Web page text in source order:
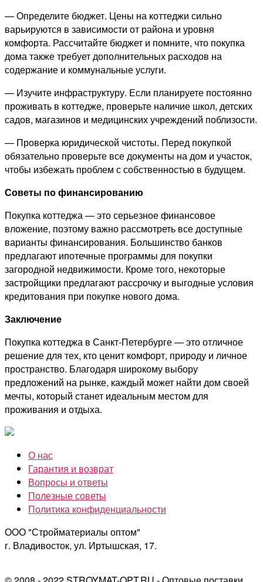
— Определите бюджет. Цены на коттеджи сильно
варьируются в зависимости от района и уровня
комфорта. Рассчитайте бюджет и помните, что покупка
дома также требует дополнительных расходов на
содержание и коммунальные услуги.
— Изучите инфраструктуру. Если планируете постоянно
проживать в коттедже, проверьте наличие школ, детских
садов, магазинов и медицинских учреждений поблизости.
— Проверка юридической чистоты. Перед покупкой
обязательно проверьте все документы на дом и участок,
чтобы избежать проблем с собственностью в будущем.
Советы по финансированию
Покупка коттеджа — это серьезное финансовое
вложение, поэтому важно рассмотреть все доступные
варианты финансирования. Большинство банков
предлагают ипотечные программы для покупки
загородной недвижимости. Кроме того, некоторые
застройщики предлагают рассрочку и выгодные условия
кредитования при покупке нового дома.
Заключение
Покупка коттеджа в Санкт-Петербурге — это отличное
решение для тех, кто ценит комфорт, природу и личное
пространство. Благодаря широкому выбору
предложений на рынке, каждый может найти дом своей
мечты, который станет идеальным местом для
проживания и отдыха.
О нас
Гарантия и возврат
Вопросы и ответы
Полезные советы
Политика конфиденциальности
ООО "Стройматериалы оптом"
г. Владивосток, ул. Иртышская, 17.